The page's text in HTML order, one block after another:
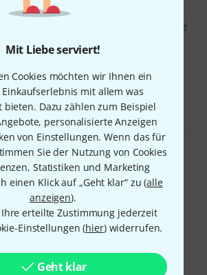
Mit Liebe serviert!
Cookies möchten wir Ihnen ein
mit allem was
bieten. Dazu zählen zum Beispiel
personalisierte Anzeigen
von Einstellungen. Wenn das für
Sie der Nutzung von Cookies
Statistiken und Marketing
einen Klick auf „Geht klar“ zu (alle
anzeigen).
Ihre erteilte Zustimmung jederzeit
Einstellungen (hier) widerrufen.
Geht klar
finde ich super. Im Vergleich zu
schwierige Töne besser zu treffen und
ist
BEWERTUNG MELDEN
Bewertungen lesen
gewusst?
Alle Ratgeber